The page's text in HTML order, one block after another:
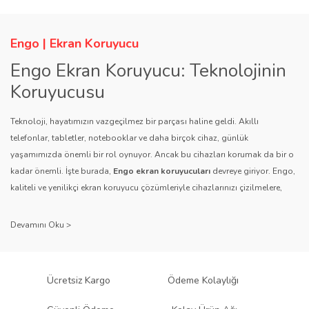
Ürün fiyatı diğer sitelerden daha pahalı.
Bu ürüne benzer farklı alternatifler olmalı.
Engo | Ekran Koruyucu
Engo Ekran Koruyucu: Teknolojinin
Koruyucusu
Teknoloji, hayatımızın vazgeçilmez bir parçası haline geldi. Akıllı
telefonlar, tabletler, notebooklar ve daha birçok cihaz, günlük
yaşamımızda önemli bir rol oynuyor. Ancak bu cihazları korumak da bir o
kadar önemli. İşte burada, Engo ekran koruyucuları devreye giriyor. Engo,
kaliteli ve yenilikçi ekran koruyucu çözümleriyle cihazlarınızı çizilmelere,
sağlıyor.
Engo ekran koruyucuları
, uzun yıllara dayanan tecrübesi ve teknolojiye
Ücretsiz Kargo Ödeme Kolaylığı